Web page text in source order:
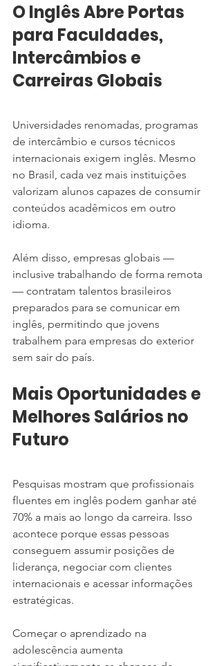
O Inglês Abre Portas
para Faculdades,
Intercâmbios e
Carreiras Globais
Universidades renomadas, programas
de intercâmbio e cursos técnicos
internacionais exigem inglês. Mesmo
no Brasil, cada vez mais instituições
valorizam alunos capazes de consumir
conteúdos acadêmicos em outro
idioma.
Além disso, empresas globais —
inclusive trabalhando de forma remota
— contratam talentos brasileiros
preparados para se comunicar em
inglês, permitindo que jovens
trabalhem para empresas do exterior
sem sair do país.
Mais Oportunidades e
Melhores Salários no
Futuro
Pesquisas mostram que profissionais
fluentes em inglês podem ganhar até
70% a mais ao longo da carreira. Isso
acontece porque essas pessoas
conseguem assumir posições de
liderança, negociar com clientes
internacionais e acessar informações
estratégicas.
Começar o aprendizado na
adolescência aumenta